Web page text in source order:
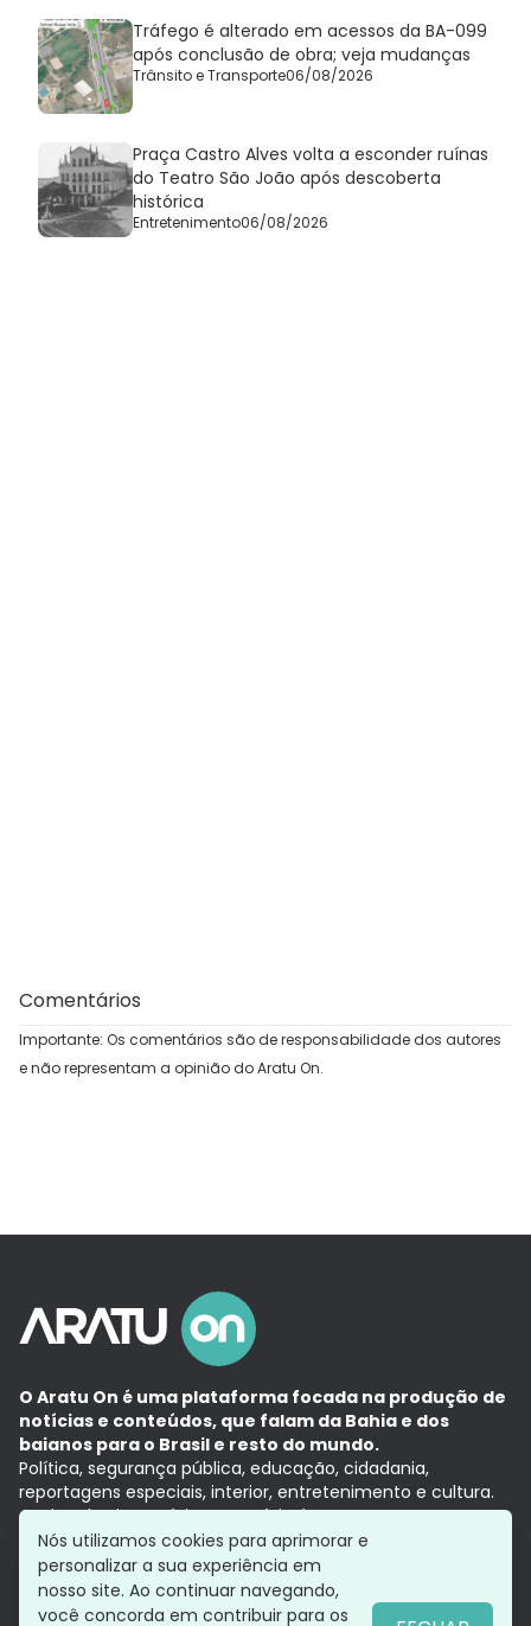
Tráfego é alterado em acessos da BA-099
após conclusão de obra; veja mudanças
Trânsito e Transporte06/08/2026
Praça Castro Alves volta a esconder ruínas
do Teatro São João após descoberta
histórica
Entretenimento06/08/2026
Comentários
Importante: Os comentários são de responsabilidade dos autores
e não representam a opinião do Aratu On.
O Aratu On é uma plataforma focada na produção de
notícias e conteúdos, que falam da Bahia e dos
baianos para o Brasil e resto do mundo.
Política, segurança pública, educação, cidadania,
reportagens especiais, interior, entretenimento e cultura.
Aqui, tudo vira notícia e a notícia é no tempo presente,
com a credibilidade do Grupo Aratu.
Grupo Aratu
Política de privacidade
Nós utilizamos cookies para aprimorar e
personalizar a sua experiência em
nosso site. Ao continuar navegando,
você concorda em contribuir para os